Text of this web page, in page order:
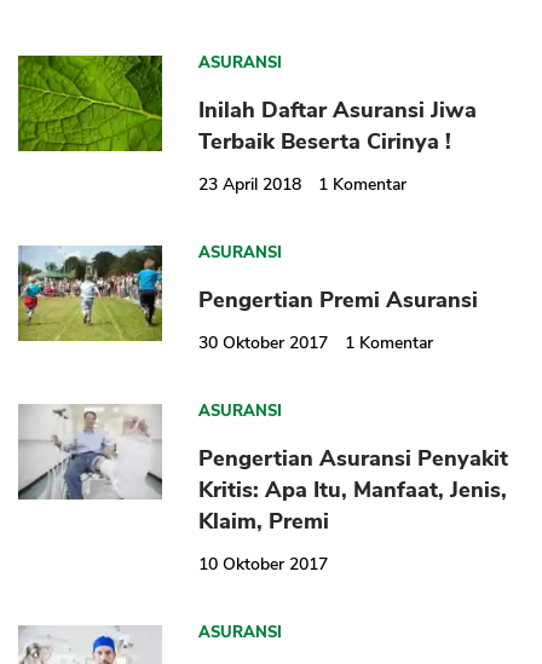
ASURANSI
Inilah Daftar Asuransi Jiwa
Terbaik Beserta Cirinya !
23 April 2018 1 Komentar
ASURANSI
Pengertian Premi Asuransi
30 Oktober 2017 1 Komentar
ASURANSI
Pengertian Asuransi Penyakit
Kritis: Apa Itu, Manfaat, Jenis,
Klaim, Premi
10 Oktober 2017
ASURANSI